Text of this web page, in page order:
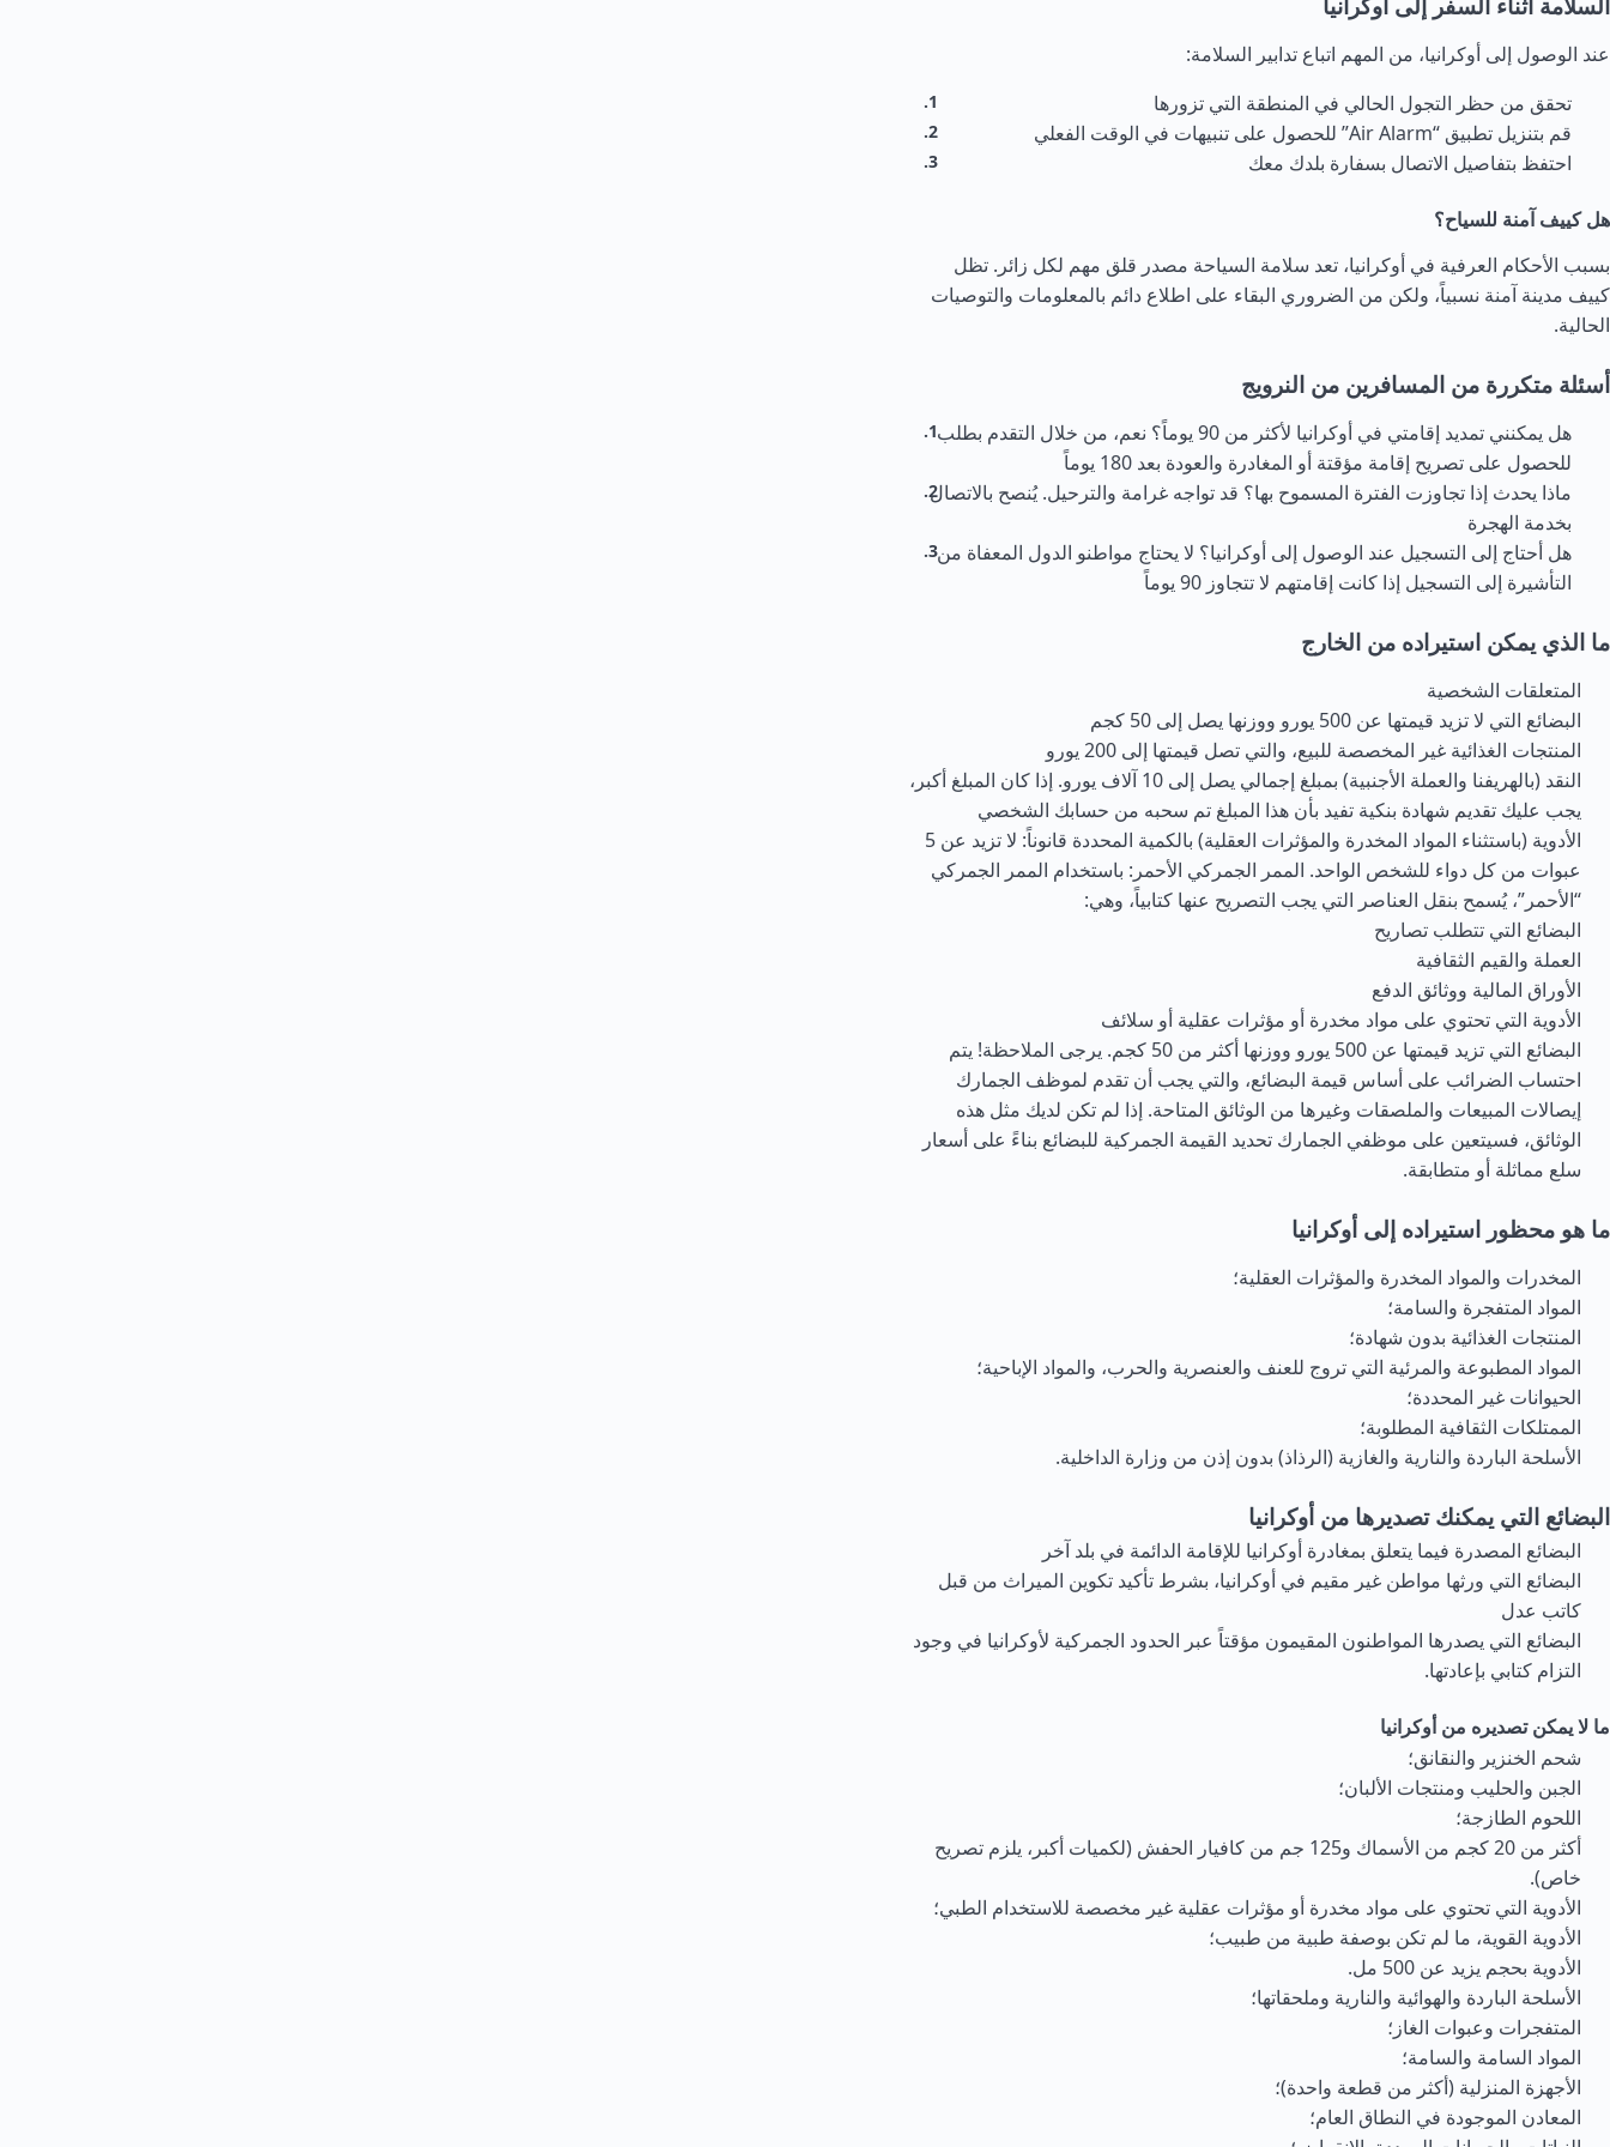
عند الوصول إلى أوكرانيا، من المهم اتباع تدابير السلامة:
تحقق من حظر التجول الحالي في المنطقة التي تزورها
قم بتنزيل تطبيق “Air Alarm” للحصول على تنبيهات في الوقت الفعلي
احتفظ بتفاصيل الاتصال بسفارة بلدك معك
هل كييف آمنة للسياح؟
بسبب الأحكام العرفية في أوكرانيا، تعد سلامة السياحة مصدر قلق مهم لكل زائر. تظل
كييف مدينة آمنة نسبياً، ولكن من الضروري البقاء على اطلاع دائم بالمعلومات والتوصيات
الحالية.
أسئلة متكررة من المسافرين من النرويج
هل يمكنني تمديد إقامتي في أوكرانيا لأكثر من 90 يوماً؟ نعم، من خلال التقدم بطلب
للحصول على تصريح إقامة مؤقتة أو المغادرة والعودة بعد 180 يوماً
ماذا يحدث إذا تجاوزت الفترة المسموح بها؟ قد تواجه غرامة والترحيل. يُنصح بالاتصال
بخدمة الهجرة
هل أحتاج إلى التسجيل عند الوصول إلى أوكرانيا؟ لا يحتاج مواطنو الدول المعفاة من
التأشيرة إلى التسجيل إذا كانت إقامتهم لا تتجاوز 90 يوماً
ما الذي يمكن استيراده من الخارج
المتعلقات الشخصية
البضائع التي لا تزيد قيمتها عن 500 يورو ووزنها يصل إلى 50 كجم
المنتجات الغذائية غير المخصصة للبيع، والتي تصل قيمتها إلى 200 يورو
النقد (بالهريفنا والعملة الأجنبية) بمبلغ إجمالي يصل إلى 10 آلاف يورو. إذا كان المبلغ أكبر،
يجب عليك تقديم شهادة بنكية تفيد بأن هذا المبلغ تم سحبه من حسابك الشخصي
الأدوية (باستثناء المواد المخدرة والمؤثرات العقلية) بالكمية المحددة قانوناً: لا تزيد عن 5
عبوات من كل دواء للشخص الواحد. الممر الجمركي الأحمر: باستخدام الممر الجمركي
“الأحمر”، يُسمح بنقل العناصر التي يجب التصريح عنها كتابياً، وهي:
البضائع التي تتطلب تصاريح
العملة والقيم الثقافية
الأوراق المالية ووثائق الدفع
الأدوية التي تحتوي على مواد مخدرة أو مؤثرات عقلية أو سلائف
البضائع التي تزيد قيمتها عن 500 يورو ووزنها أكثر من 50 كجم. يرجى الملاحظة! يتم
احتساب الضرائب على أساس قيمة البضائع، والتي يجب أن تقدم لموظف الجمارك
إيصالات المبيعات والملصقات وغيرها من الوثائق المتاحة. إذا لم تكن لديك مثل هذه
الوثائق، فسيتعين على موظفي الجمارك تحديد القيمة الجمركية للبضائع بناءً على أسعار
سلع مماثلة أو متطابقة.
ما هو محظور استيراده إلى أوكرانيا
المخدرات والمواد المخدرة والمؤثرات العقلية؛
المواد المتفجرة والسامة؛
المنتجات الغذائية بدون شهادة؛
المواد المطبوعة والمرئية التي تروج للعنف والعنصرية والحرب، والمواد الإباحية؛
الحيوانات غير المحددة؛
الممتلكات الثقافية المطلوبة؛
الأسلحة الباردة والنارية والغازية (الرذاذ) بدون إذن من وزارة الداخلية.
البضائع التي يمكنك تصديرها من أوكرانيا
البضائع المصدرة فيما يتعلق بمغادرة أوكرانيا للإقامة الدائمة في بلد آخر
البضائع التي ورثها مواطن غير مقيم في أوكرانيا، بشرط تأكيد تكوين الميراث من قبل
كاتب عدل
البضائع التي يصدرها المواطنون المقيمون مؤقتاً عبر الحدود الجمركية لأوكرانيا في وجود
التزام كتابي بإعادتها.
ما لا يمكن تصديره من أوكرانيا
شحم الخنزير والنقانق؛
الجبن والحليب ومنتجات الألبان؛
اللحوم الطازجة؛
أكثر من 20 كجم من الأسماك و125 جم من كافيار الحفش (لكميات أكبر، يلزم تصريح
خاص).
الأدوية التي تحتوي على مواد مخدرة أو مؤثرات عقلية غير مخصصة للاستخدام الطبي؛
الأدوية القوية، ما لم تكن بوصفة طبية من طبيب؛
الأدوية بحجم يزيد عن 500 مل.
الأسلحة الباردة والهوائية والنارية وملحقاتها؛
المتفجرات وعبوات الغاز؛
المواد السامة والسامة؛
الأجهزة المنزلية (أكثر من قطعة واحدة)؛
المعادن الموجودة في النطاق العام؛